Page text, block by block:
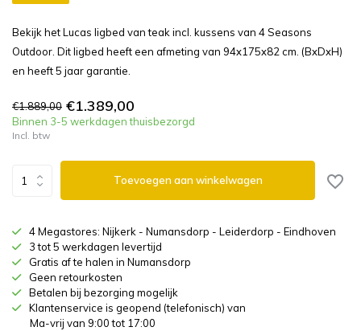
Bekijk het Lucas ligbed van teak incl. kussens van 4 Seasons
Outdoor. Dit ligbed heeft een afmeting van 94x175x82 cm. (BxDxH)
en heeft 5 jaar garantie.
€1.889,00 €1.389,00
Binnen 3-5 werkdagen thuisbezorgd
Incl. btw
Toevoegen aan winkelwagen
4 Megastores: Nijkerk - Numansdorp - Leiderdorp - Eindhoven
3 tot 5 werkdagen levertijd
Gratis af te halen in Numansdorp
Geen retourkosten
Betalen bij bezorging mogelijk
Klantenservice is geopend (telefonisch) van
Ma-vrij van 9:00 tot 17:00